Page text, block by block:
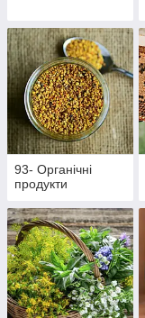
93- Органічні
продукти